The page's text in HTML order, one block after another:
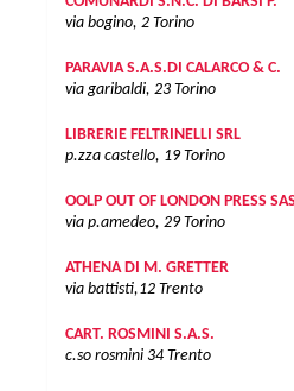
via bogino, 2 Torino
PARAVIA S.A.S.DI CALARCO & C.
via garibaldi, 23 Torino
LIBRERIE FELTRINELLI SRL
p.zza castello, 19 Torino
OOLP OUT OF LONDON PRESS
via p.amedeo, 29 Torino
ATHENA DI M. GRETTER
via battisti,12 Trento
CART. ROSMINI S.A.S.
c.so rosmini 34 Trento